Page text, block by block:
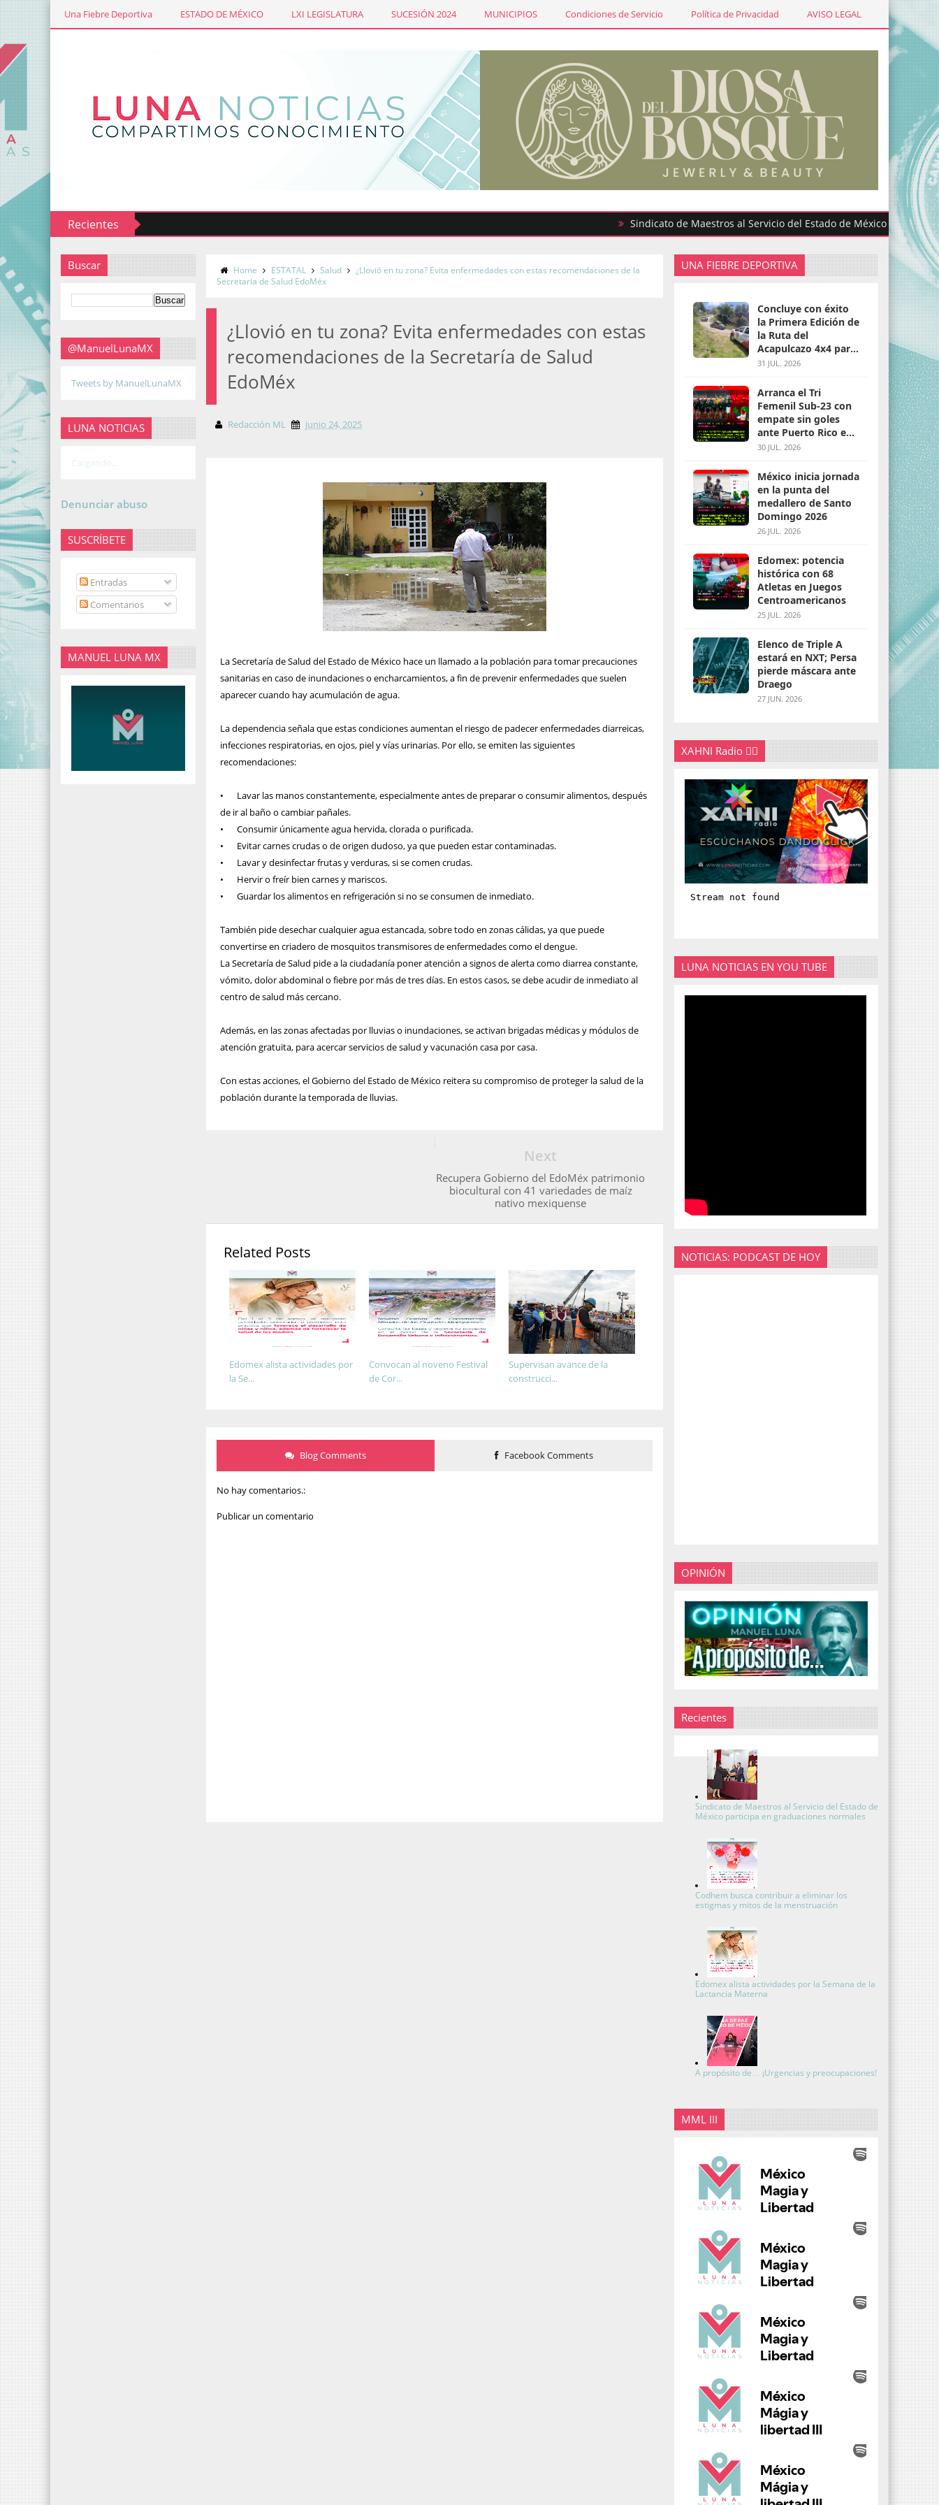
Una Fiebre Deportiva ESTADO DE MÉXICO LXI LEGISLATURA SUCESIÓN 2024 MUNICIPIOS Condiciones de Servicio Política de Privacidad AVISO LEGAL
Recientes Sindicato de Maestros al Servicio del Estado de México participa en
Buscar
@ManuelLunaMX
Tweets by ManuelLunaMX
LUNA NOTICIAS
Cargando...
Denunciar abuso
SUSCRÍBETE
Entradas
Comentarios
MANUEL LUNA MX
Home ESTATAL Salud
¿Llovió en tu zona? Evita enfermedades con estas recomendaciones de la
Secretaría de Salud EdoMéx
¿Llovió en tu zona? Evita enfermedades con estas
recomendaciones de la Secretaría de Salud
EdoMéx
Redacción ML junio 24, 2025
La Secretaría de Salud del Estado de México hace un llamado a la población para tomar precauciones
sanitarias en caso de inundaciones o encharcamientos, a fin de prevenir enfermedades que suelen
aparecer cuando hay acumulación de agua.
La dependencia señala que estas condiciones aumentan el riesgo de padecer enfermedades diarreicas,
infecciones respiratorias, en ojos, piel y vías urinarias. Por ello, se emiten las siguientes
recomendaciones:
•
Lavar las manos constantemente, especialmente antes de preparar o consumir alimentos, después
de ir al baño o cambiar pañales.
•
Consumir únicamente agua hervida, clorada o purificada.
•
Evitar carnes crudas o de origen dudoso, ya que pueden estar contaminadas.
•
Lavar y desinfectar frutas y verduras, si se comen crudas.
•
Hervir o freír bien carnes y mariscos.
•
Guardar los alimentos en refrigeración si no se consumen de inmediato.
También pide desechar cualquier agua estancada, sobre todo en zonas cálidas, ya que puede
convertirse en criadero de mosquitos transmisores de enfermedades como el dengue.
La Secretaría de Salud pide a la ciudadanía poner atención a signos de alerta como diarrea constante,
vómito, dolor abdominal o fiebre por más de tres días. En estos casos, se debe acudir de inmediato al
centro de salud más cercano.
Además, en las zonas afectadas por lluvias o inundaciones, se activan brigadas médicas y módulos de
atención gratuita, para acercar servicios de salud y vacunación casa por casa.
Con estas acciones, el Gobierno del Estado de México reitera su compromiso de proteger la salud de la
población durante la temporada de lluvias.
Next
Recupera Gobierno del EdoMéx patrimonio
biocultural con 41 variedades de maíz
nativo mexiquense
Related Posts
Supervisan avance de la
construcci...
Convocan al noveno Festival
de Cor...
Edomex alista actividades por
la Se...
Blog Comments Facebook Comments
No hay comentarios.:
Publicar un comentario
UNA FIEBRE DEPORTIVA
Concluye con éxito
la Primera Edición de
la Ruta del
Acapulcazo 4x4 para
parejas
31 JUL. 2026
Arranca el Tri
Femenil Sub-23 con
empate sin goles
ante Puerto Rico en
Santo Domingo 2026
30 JUL. 2026
México inicia jornada
en la punta del
medallero de Santo
Domingo 2026
26 JUL. 2026
Edomex: potencia
histórica con 68
Atletas en Juegos
Centroamericanos
25 JUL. 2026
Elenco de Triple A
estará en NXT; Persa
pierde máscara ante
Draego
27 JUN. 2026
XAHNI Radio 👇🏽
LUNA NOTICIAS EN YOU TUBE
NOTICIAS: PODCAST DE HOY
OPINIÓN
Recientes
Sindicato de Maestros al Servicio del Estado de
México participa en graduaciones normales
Codhem busca contribuir a eliminar los
estigmas y mitos de la menstruación
Edomex alista actividades por la Semana de la
Lactancia Materna
A propósito de… ¡Urgencias y preocupaciones!
MML III